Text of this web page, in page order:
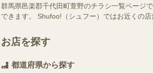
群馬県邑楽郡千代田町萱野のチラシ一覧ページ
できます。 Shufoo!（シュフー）ではお近くの
お店を探す
都道府県から探す